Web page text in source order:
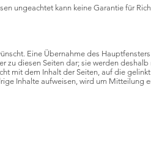
ungeachtet kann keine Garantie für
Eine Übernahme des
zu diesen Seiten dar; sie werden
mit dem Inhalt der Seiten, auf die
Inhalte aufweisen, wird um Mitteilung